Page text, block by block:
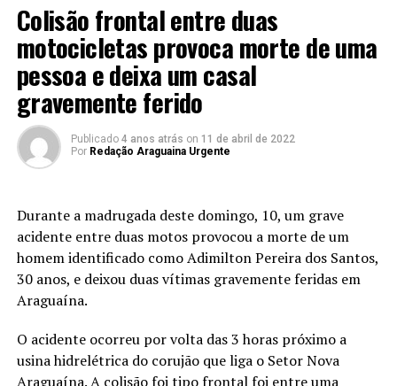
Colisão frontal entre duas
motocicletas provoca morte de uma
pessoa e deixa um casal
gravemente ferido
Publicado 4 anos atrás on 11 de abril de 2022
Por Redação Araguaina Urgente
Durante a madrugada deste domingo, 10, um grave
acidente entre duas motos provocou a morte de um
homem identificado como Adimilton Pereira dos Santos,
30 anos, e deixou duas vítimas gravemente feridas em
Araguaína.
O acidente ocorreu por volta das 3 horas próximo a
usina hidrelétrica do corujão que liga o Setor Nova
Araguaína. A colisão foi tipo frontal foi entre uma